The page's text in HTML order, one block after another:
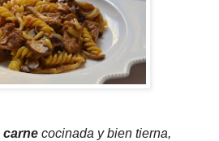
carne cocinada y bien tierna,